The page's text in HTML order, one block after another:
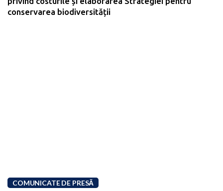
conservarea biodiversității
COMUNICATE DE PRESĂ